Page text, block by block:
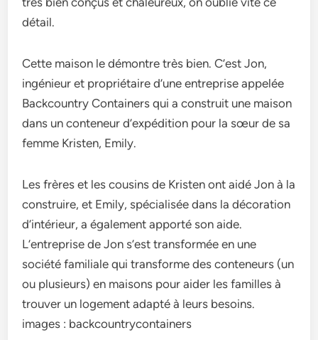
détail.
Cette maison le démontre très bien. C’est Jon,
ingénieur et propriétaire d’une entreprise appelée
Backcountry Containers qui a construit une maison
dans un conteneur d’expédition pour la sœur de sa
femme Kristen, Emily.
Les frères et les cousins de Kristen ont aidé Jon à la
construire, et Emily, spécialisée dans la décoration
d’intérieur, a également apporté son aide.
L’entreprise de Jon s’est transformée en une
société familiale qui transforme des conteneurs (un
ou plusieurs) en maisons pour aider les familles à
trouver un logement adapté à leurs besoins.
images : backcountrycontainers